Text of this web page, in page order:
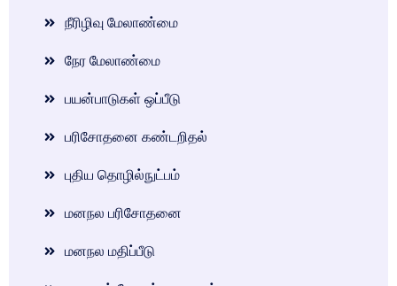
நீரிழிவு மேலாண்மை
நேர மேலாண்மை
பயன்பாடுகள் ஒப்பீடு
பரிசோதனை கண்டறிதல்
புதிய தொழில்நுட்பம்
மனநல பரிசோதனை
மனநல மதிப்பீடு